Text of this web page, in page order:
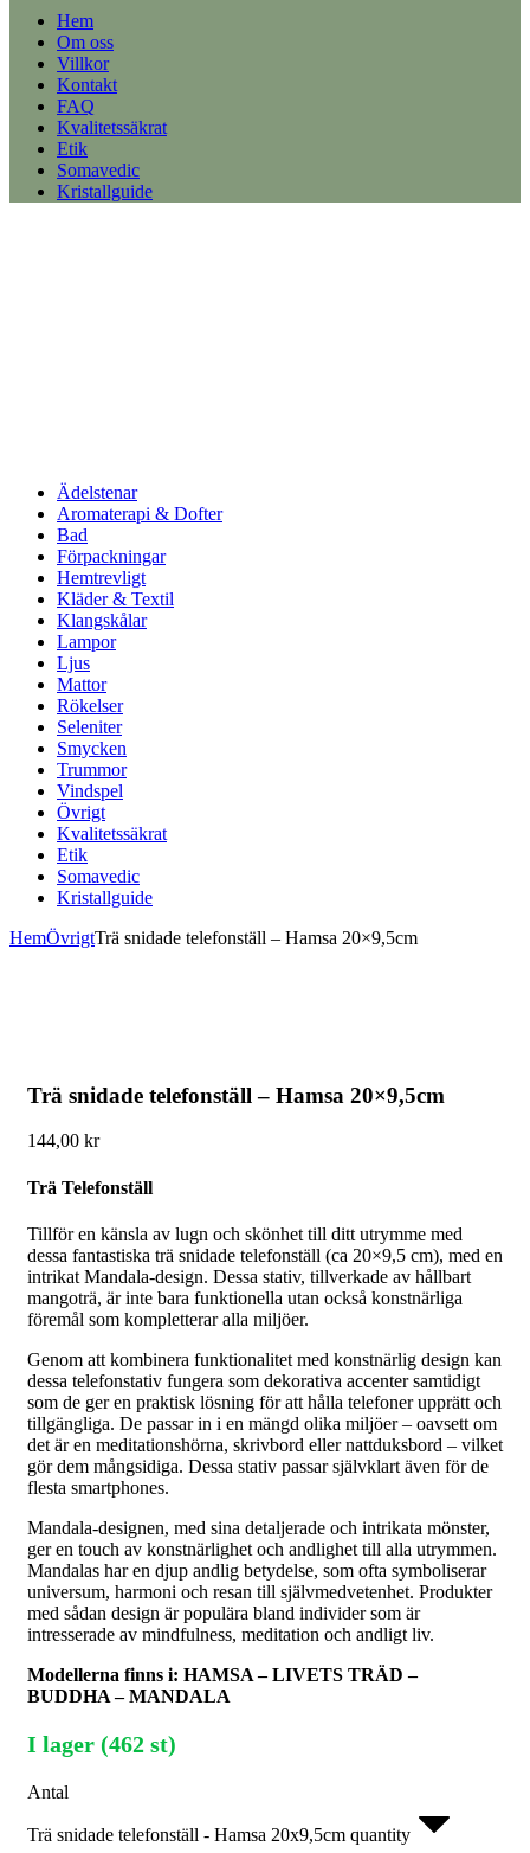
Hem
Om oss
Villkor
Kontakt
FAQ
Kvalitetssäkrat
Etik
Somavedic
Kristallguide
Ädelstenar
Aromaterapi & Dofter
Bad
Förpackningar
Hemtrevligt
Kläder & Textil
Klangskålar
Lampor
Ljus
Mattor
Rökelser
Seleniter
Smycken
Trummor
Vindspel
Övrigt
Kvalitetssäkrat
Etik
Somavedic
Kristallguide
HemÖvrigtTrä snidade telefonställ – Hamsa 20×9,5cm
Trä snidade telefonställ – Hamsa 20×9,5cm
144,00 kr
Trä Telefonställ
Tillför en känsla av lugn och skönhet till ditt utrymme med
dessa fantastiska trä snidade telefonställ (ca 20×9,5 cm), med en
intrikat Mandala-design. Dessa stativ, tillverkade av hållbart
mangoträ, är inte bara funktionella utan också konstnärliga
föremål som kompletterar alla miljöer.
Genom att kombinera funktionalitet med konstnärlig design kan
dessa telefonstativ fungera som dekorativa accenter samtidigt
som de ger en praktisk lösning för att hålla telefoner upprätt och
tillgängliga. De passar in i en mängd olika miljöer – oavsett om
det är en meditationshörna, skrivbord eller nattduksbord – vilket
gör dem mångsidiga. Dessa stativ passar självklart även för de
flesta smartphones.
Mandala-designen, med sina detaljerade och intrikata mönster,
ger en touch av konstnärlighet och andlighet till alla utrymmen.
Mandalas har en djup andlig betydelse, som ofta symboliserar
universum, harmoni och resan till självmedvetenhet. Produkter
med sådan design är populära bland individer som är
intresserade av mindfulness, meditation och andligt liv.
Modellerna finns i: HAMSA – LIVETS TRÄD –
BUDDHA – MANDALA
I lager (462 st)
Antal
Trä snidade telefonställ - Hamsa 20x9,5cm quantity